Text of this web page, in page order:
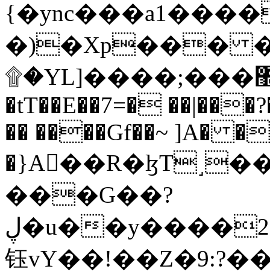
�)�Xp���
۩�YL]����;���׿�޽������+��k��o���O�Zt�6�[a��v_r;�b�f���==
�tT��E��7=�
�� ����Gf��~ ]A�
���G��?
ڸ�u��y����2o�Gc���t!W���k+(���
钰vY��!��Z�9:?�